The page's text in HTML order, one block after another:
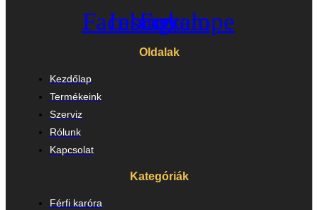
Facebook
Instagram
Envelope
Oldalak
Kezdőlap
Termékeink
Szerviz
Rólunk
Kapcsolat
Kategóriák
Férfi karóra